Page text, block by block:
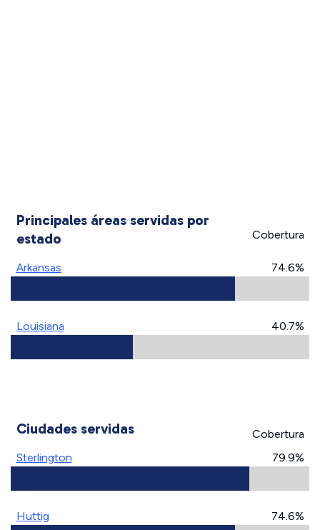
Principales áreas servidas por
estado
Cobertura
Arkansas 74.6%
Louisiana 40.7%
Ciudades servidas
Cobertura
Sterlington
79.9%
Huttig 74.6%